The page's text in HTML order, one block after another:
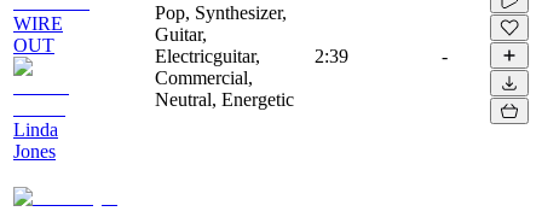
WIRE
OUT
Linda
Jones
Pop, Synthesizer,
Guitar,
Electricguitar,
Commercial,
Neutral, Energetic
2:39 -